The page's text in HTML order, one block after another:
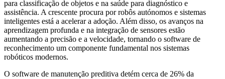
para classificação de objetos e na saúde para diagnóstico e
assistência. A crescente procura por robôs autónomos e sistemas
inteligentes está a acelerar a adoção. Além disso, os avanços na
aprendizagem profunda e na integração de sensores estão
aumentando a precisão e a velocidade, tornando o software de
reconhecimento um componente fundamental nos sistemas
robóticos modernos.
O software de manutenção preditiva detém cerca de 26% da